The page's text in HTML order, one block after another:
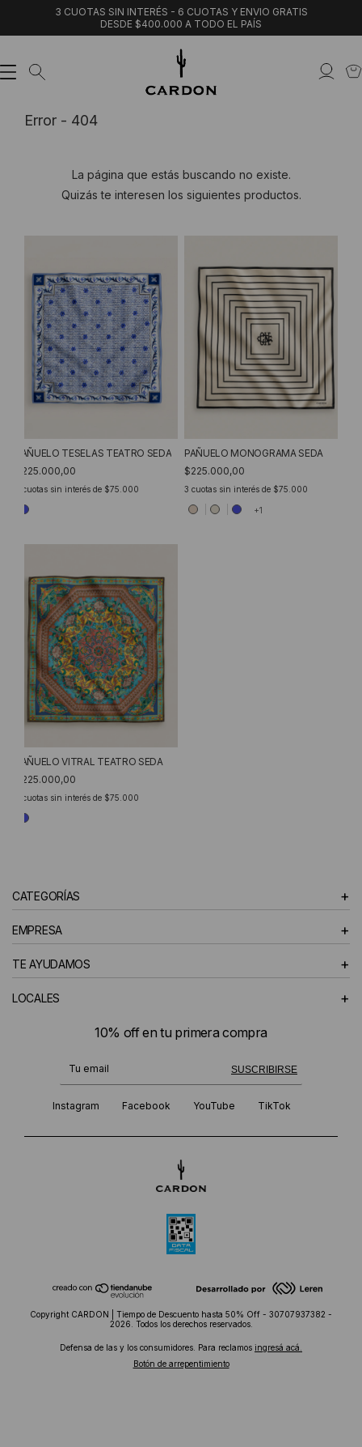
3 CUOTAS SIN INTERÉS - 6 CUOTAS Y ENVIO GRATIS
DESDE $400.000 A TODO EL PAÍS
Error - 404
La página que estás buscando no existe.
Quizás te interesen los siguientes productos.
PAÑUELO TESELAS TEATRO SEDA
$225.000,00
cuotas sin interés de $75.000
PAÑUELO MONOGRAMA SEDA
$225.000,00
3 cuotas sin interés de $75.000
+1
PAÑUELO VITRAL TEATRO SEDA
$225.000,00
cuotas sin interés de $75.000
CATEGORÍAS +
EMPRESA +
TE AYUDAMOS +
LOCALES +
10% off en tu primera compra
SUSCRIBIRSE
¡Te suscribiste exitosamente!
Instagram Facebook YouTube TikTok
Copyright CARDON | Tiempo de Descuento hasta 50% Off - 30707937382 -
2026. Todos los derechos reservados.
Defensa de las y los consumidores. Para reclamos ingresá acá.
Botón de arrepentimiento